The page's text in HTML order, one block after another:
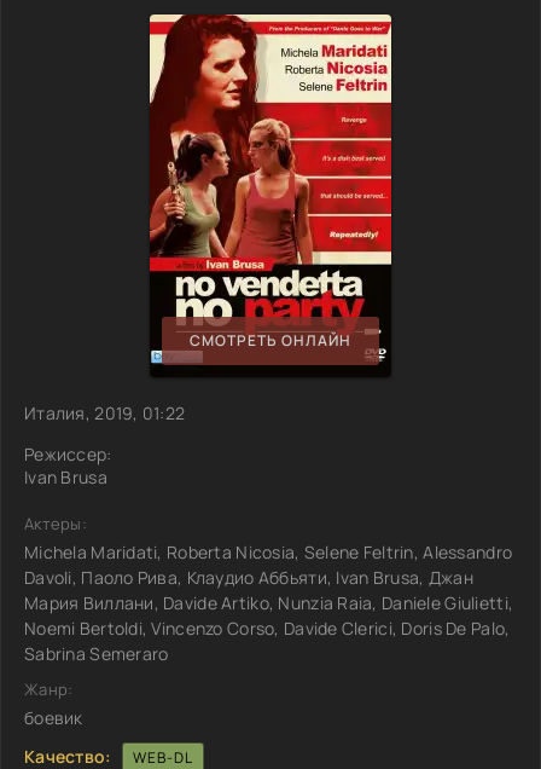
СМОТРЕТЬ ОНЛАЙН
Италия, 2019, 01:22
Режиссер:
Ivan Brusa
Актеры:
Michela Maridati, Roberta Nicosia, Selene Feltrin, Alessandro
Davoli, Паоло Рива, Клаудио Аббьяти, Ivan Brusa, Джан
Мария Виллани, Davide Artiko, Nunzia Raia, Daniele Giulietti,
Noemi Bertoldi, Vincenzo Corso, Davide Clerici, Doris De Palo,
Sabrina Semeraro
Жанр:
боевик
Качество:
WEB-DL